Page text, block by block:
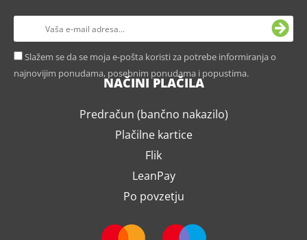
Slažem se da se moja e-pošta koristi za potrebe informiranja o
najnovijim ponudama, posebnim ponudama i popustima.
NAČINI PLAČILA
Predračun (bančno nakazilo)
Plačilne kartice
Flik
LeanPay
Po povzetju